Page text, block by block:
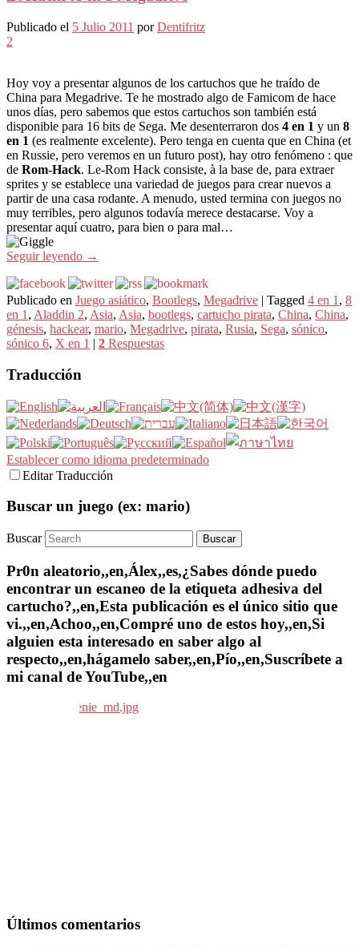
Publicado el 5 Julio 2011 porDentifritz
2
Hoy voy a presentar algunos de los cartuchos que he traído de
China para Megadrive. Te he mostrado algo de Famicom de hace
unos días, pero sabemos que estos cartuchos son también está
disponible para 16 bits de Sega. Me desenterraron dos 4 en 1 y un 8
en 1 (es realmente excelente). Pero tenga en cuenta que en China (et
en Russie, pero veremos en un futuro post), hay otro fenómeno : que
de Rom-Hack. Le-Rom Hack consiste, à la base de, para extraer
sprites y se establece una variedad de juegos para crear nuevos a
partir de una casa rodante. A menudo, usted termina con juegos no
muy terribles, pero algunos todavía merece destacarse. Voy a
presentar aquí cuatro, para bien o para mal…
Seguir leyendo →
Publicado en Juego asiático, Bootlegs, Megadrive | Tagged 4 en 1 , 8
en 1 , Aladdin 2, Asia, Asia, bootlegs, cartucho pirata, China, China,
génesis, hackear, mario, Megadrive, pirata, Rusia, Sega, sónico,
sónico 6, X en 1 | 2 Respuestas
Traducción
Establecer como idioma predeterminado
Editar Traducción
Buscar un juego (ex: mario)
Buscar
Pr0n aleatorio,,en,Álex,,es,¿Sabes dónde puedo
encontrar un escaneo de la etiqueta adhesiva del
cartucho?,,en,Esta publicación es el único sitio que
vi.,,en,Achoo,,en,Compré uno de estos hoy,,en,Si
alguien esta interesado en saber algo al
respecto,,en,hágamelo saber,,en,Pío,,en,Suscríbete a
mi canal de YouTube,,en
Últimos comentarios